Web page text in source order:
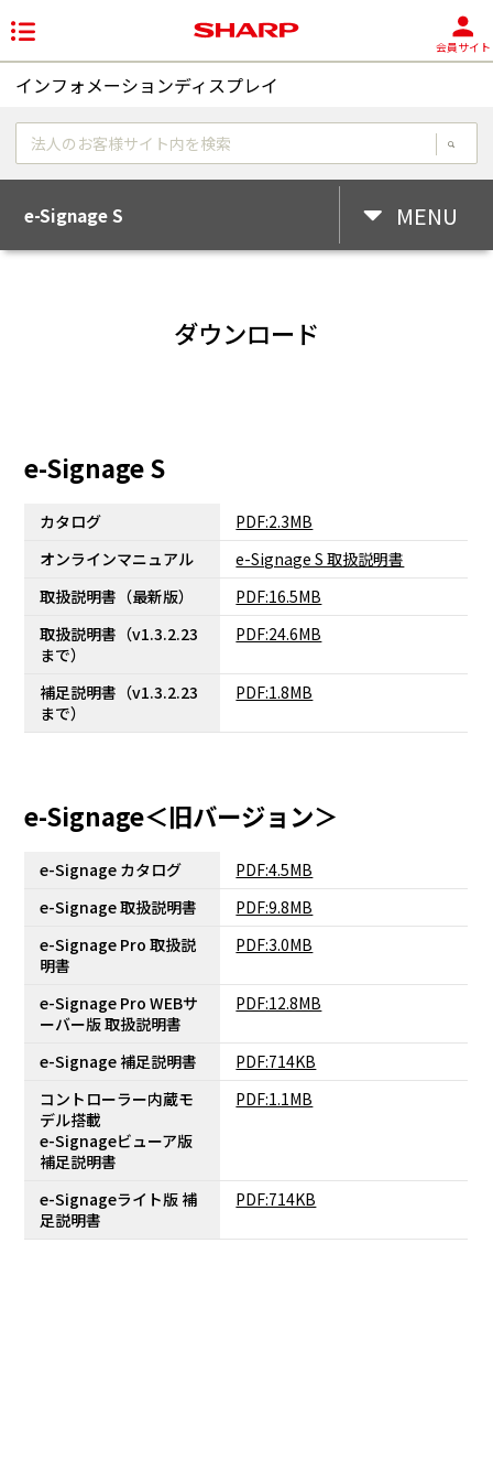
会員サイト
インフォメーションディスプレイ
e-Signage S MENU
ダウンロード
e-Signage S
カタログ
PDF:2.3MB
オンラインマニュアル
e-Signage S 取扱説明書
取扱説明書（最新版）
PDF:16.5MB
取扱説明書（v1.3.2.23
まで）
PDF:24.6MB
補足説明書（v1.3.2.23
まで）
PDF:1.8MB
e-Signage＜旧バージョン＞
e-Signage カタログ
PDF:4.5MB
e-Signage 取扱説明書
PDF:9.8MB
e-Signage Pro 取扱説
明書
PDF:3.0MB
e-Signage Pro WEBサ
ーバー版 取扱説明書
PDF:12.8MB
e-Signage 補足説明書
PDF:714KB
コントローラー内蔵モ
デル搭載
e-Signageビューア版
補足説明書
PDF:1.1MB
e-Signageライト版 補
足説明書
PDF:714KB